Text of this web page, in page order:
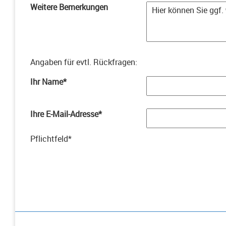
Weitere Bemerkungen
Angaben für evtl. Rückfragen:
Ihr Name*
Ihre E-Mail-Adresse*
Pflichtfeld*